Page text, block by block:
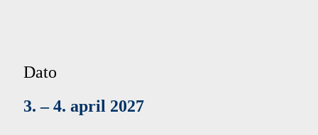
Dato
3. – 4. april 2027